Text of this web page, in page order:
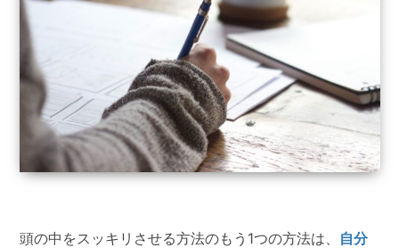
頭の中をスッキリさせる方法のもう1つの方法は、 自分